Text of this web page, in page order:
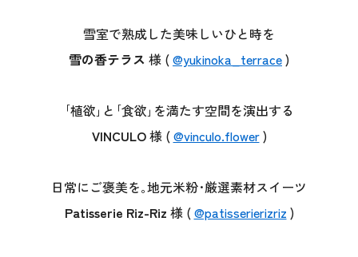
雪室で熟成した美味しいひと時を
雪の香テラス 様 (@yukinoka_terrace)
｢植欲｣と｢食欲｣を満たす空間を演出する
VINCULO様 (@vinculo.flower)
日常にご褒美を｡地元米粉･厳選素材スイーツ
Patisserie Riz-Riz 様 (@patisserierizriz )